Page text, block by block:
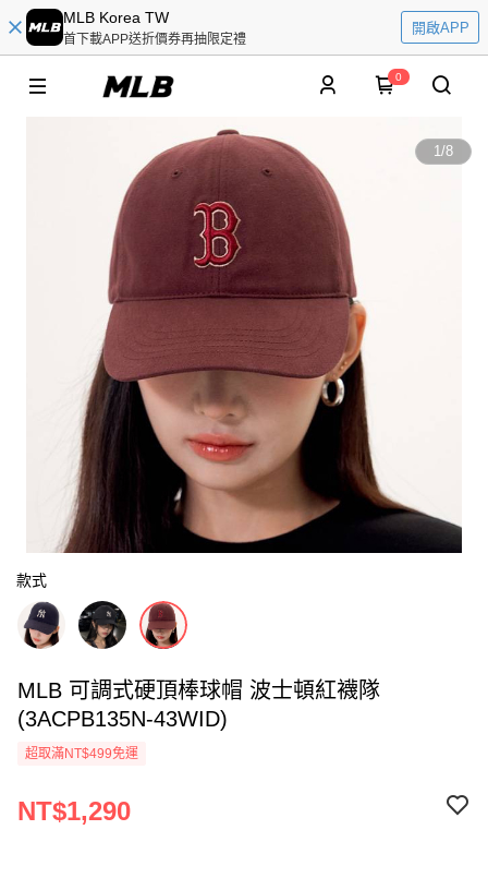
MLB Korea TW
首下載APP送折價券再抽限定禮
開啟APP
0
1/8
款式
MLB 可調式硬頂棒球帽 波士頓紅襪隊
(3ACPB135N-43WID)
超取滿NT$499免運
NT$1,290